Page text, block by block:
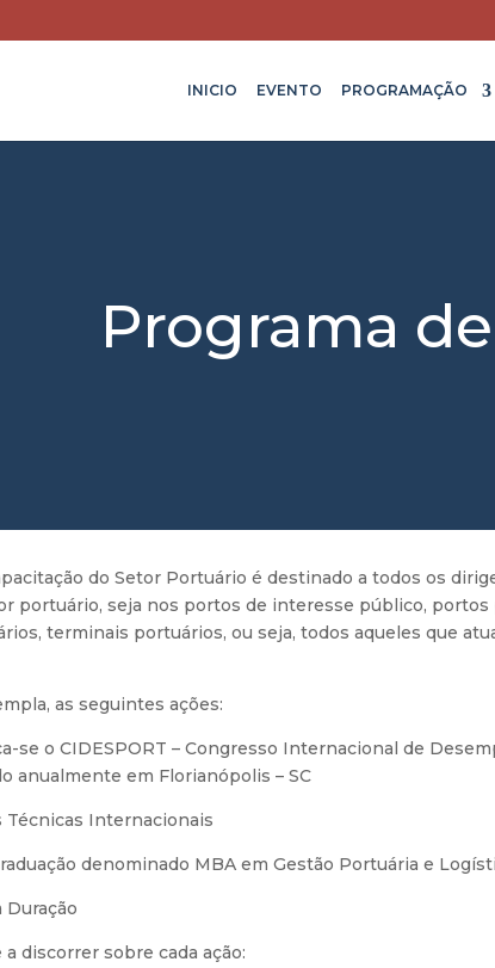
INICIO EVENTO PROGRAMAÇÃO
Programa
do Setor Portuário é destinado a todos os
portuário, seja nos portos de interesse público, portos
terminais portuários, ou seja, todos aqueles que
as seguintes ações:
se o CIDESPORT – Congresso Internacional de
anualmente em Florianópolis – SC
Técnicas Internacionais
denominado MBA em Gestão Portuária e
Duração
discorrer sobre cada ação: